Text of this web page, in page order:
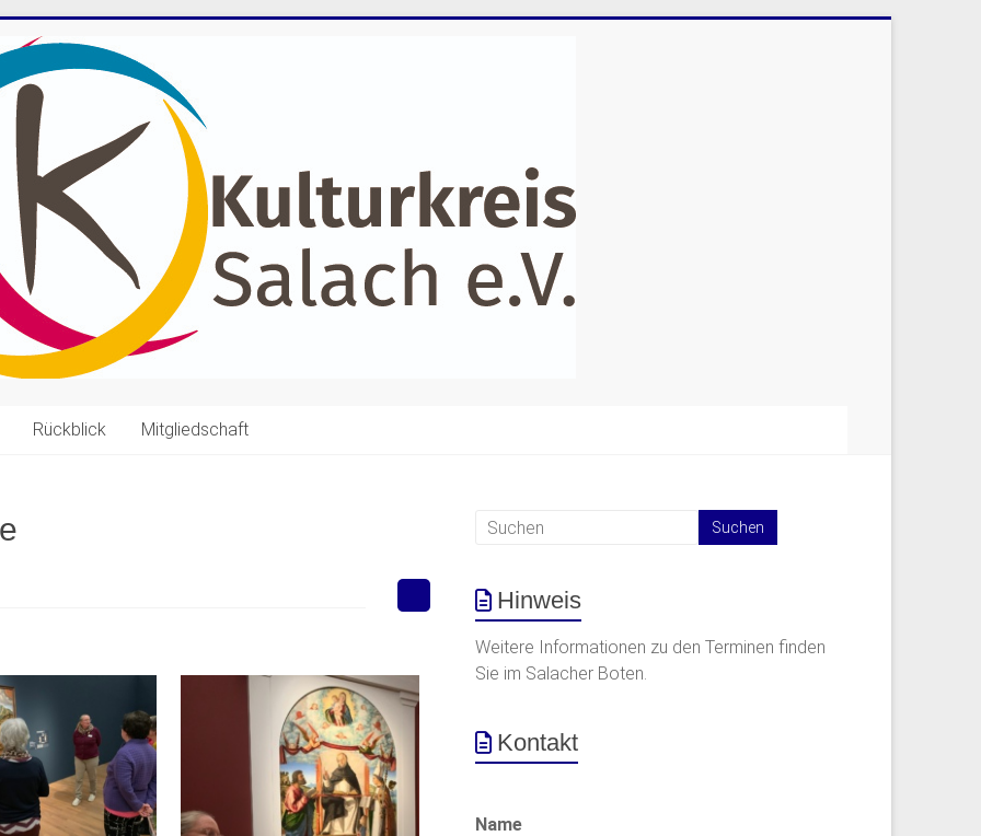
Rückblick Mitgliedschaft
Hinweis
Weitere Informationen zu den Terminen finden
Sie im Salacher Boten.
Kontakt
Name